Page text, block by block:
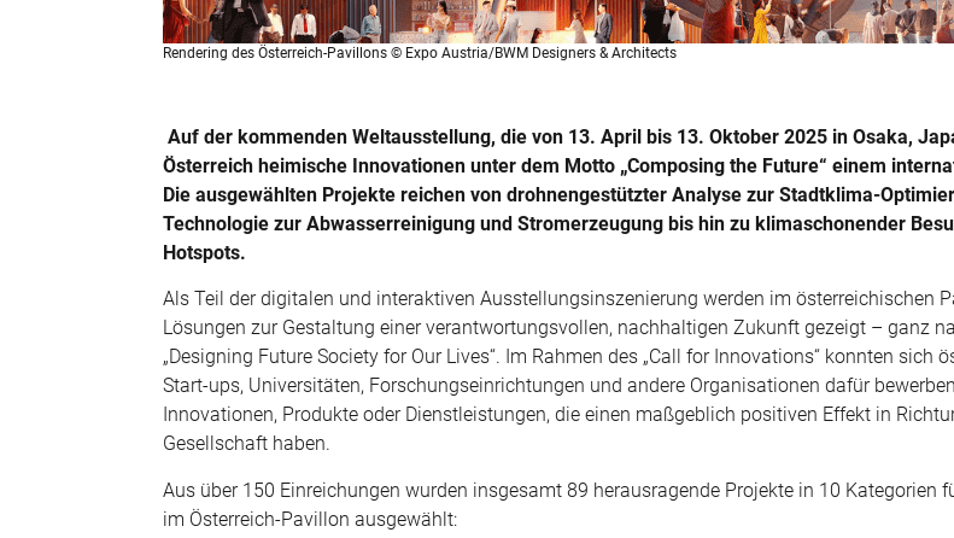
Rendering des Österreich-Pavillons © Expo Austria/BWM Designers & Architects
Auf der kommenden Weltausstellung, die von 13. April bis 13. Oktober 2025 in Osaka,
Österreich heimische Innovationen unter dem Motto „Composing the Future“ einem
Die ausgewählten Projekte reichen von drohnengestützter Analyse zur Stadtklima-
Technologie zur Abwasserreinigung und Stromerzeugung bis hin zu klimaschonender
Hotspots.
Als Teil der digitalen und interaktiven Ausstellungsinszenierung werden im österreichischen
Lösungen zur Gestaltung einer verantwortungsvollen, nachhaltigen Zukunft gezeigt – ganz
„Designing Future Society for Our Lives“. Im Rahmen des „Call for Innovations“ konnten sich
Start-ups, Universitäten, Forschungseinrichtungen und andere Organisationen dafür
Innovationen, Produkte oder Dienstleistungen, die einen maßgeblich positiven Effekt in
Gesellschaft haben.
Aus über 150 Einreichungen wurden insgesamt 89 herausragende Projekte in 10 Kategorien
im Österreich-Pavillon ausgewählt: